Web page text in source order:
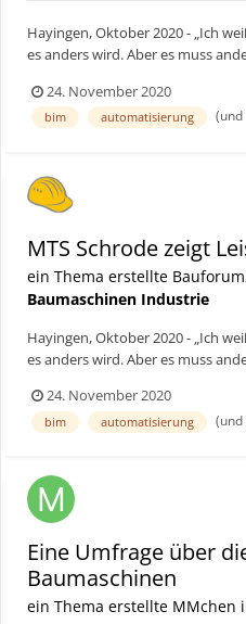
Hayingen, Oktober 2020 - „Ich
es anders wird. Aber es muss
leitete MTS
Begrüßungsrede zu
24. November 2020
bim automatisierung (und
MTS Schrode zeigt
ein Thema erstellte
Baumaschinen Industrie
Hayingen, Oktober 2020 - „Ich
es anders wird. Aber es muss
leitete MTS
Begrüßungsrede zu
24. November 2020
bim automatisierung (und
Eine Umfrage über
Baumaschinen
ein Thema erstellte MMchen